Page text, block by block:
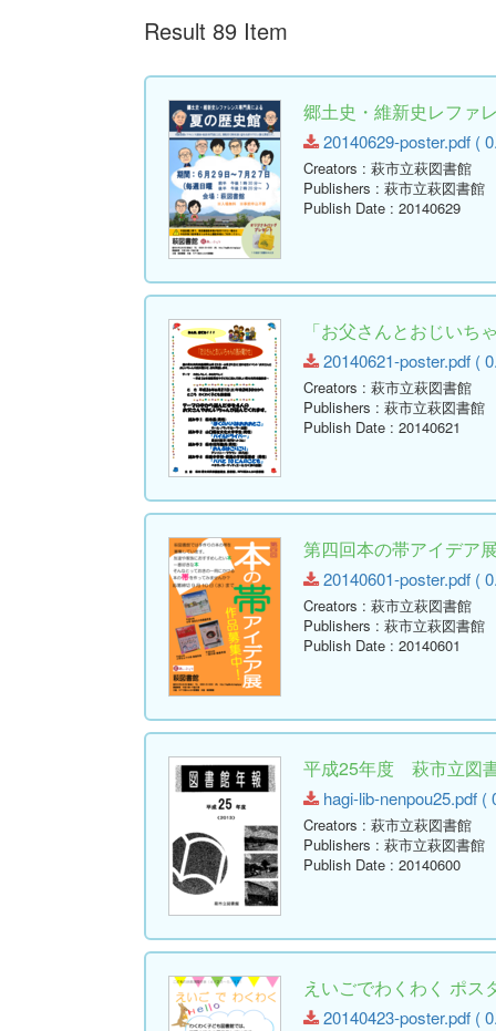
Result 89 Item
郷土史・維新史レファ
20140629-poster.pdf (
Creators : 萩市立萩図書館
Publishers : 萩市立萩図書館
Publish Date : 20140629
「お父さんとおじいち
20140621-poster.pdf (
Creators : 萩市立萩図書館
Publishers : 萩市立萩図書館
Publish Date : 20140621
第四回本の帯アイデア
20140601-poster.pdf (
Creators : 萩市立萩図書館
Publishers : 萩市立萩図書館
Publish Date : 20140601
平成25年度 萩市立図
hagi-lib-nenpou25.pdf (
Creators : 萩市立萩図書館
Publishers : 萩市立萩図書館
Publish Date : 20140600
えいごでわくわく ポス
20140423-poster.pdf (